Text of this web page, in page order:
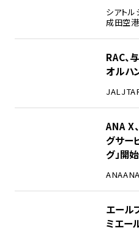
シアトル
成田空港
RAC、
オルハ
JALJTA
ANA X
グサー
グ」開始
ANA
エール
ミエー